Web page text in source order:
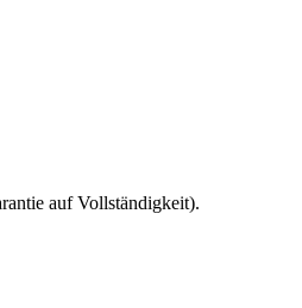
auf Vollständigkeit).